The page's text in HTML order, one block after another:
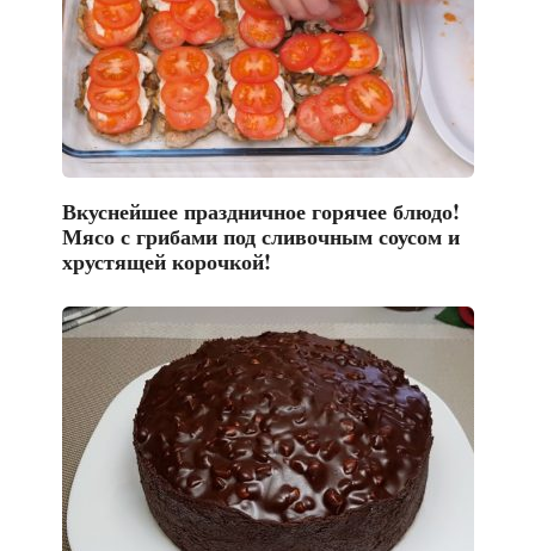
Вкуснейшее праздничное горячее блюдо!
Мясо с грибами под сливочным соусом и
хрустящей корочкой!